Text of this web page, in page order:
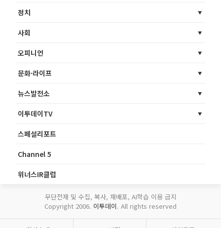
정치
사회
오피니언
문화·라이프
뉴스발전소
이투데이TV
스페셜리포트
Channel 5
위너스IR클럽
무단전재 및 수집, 복사, 재배포, AI학습 이용 금지
Copyright 2006. 이투데이. All rights reserved